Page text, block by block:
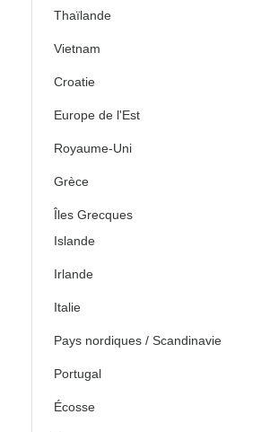
Thaïlande
Vietnam
Croatie
Europe de l'Est
Royaume-Uni
Grèce
Îles Grecques
Islande
Irlande
Italie
Pays nordiques / Scandinavie
Portugal
Écosse